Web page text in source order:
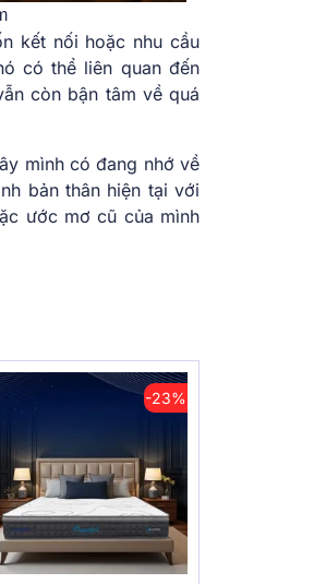
kết nối hoặc nhu cầu
có thể liên quan đến
còn bận tâm về quá
mình có đang nhớ về
bản thân hiện tại với
ước mơ cũ của mình
-23%